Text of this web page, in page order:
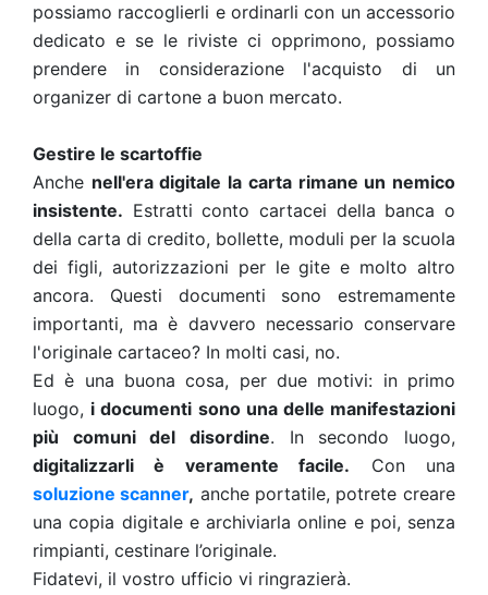
possiamo raccoglierli e ordinarli con un accessorio
dedicato e se le riviste ci opprimono, possiamo
prendere in considerazione l'acquisto di un
organizer di cartone a buon mercato.
Gestire le scartoffie
Anche nell'era digitale la carta rimane un nemico
insistente. Estratti conto cartacei della banca o
della carta di credito, bollette, moduli per la scuola
dei figli, autorizzazioni per le gite e molto altro
ancora. Questi documenti sono estremamente
importanti, ma è davvero necessario conservare
l'originale cartaceo? In molti casi, no.
Ed è una buona cosa, per due motivi: in primo
luogo, i documenti sono una delle manifestazioni
più comuni del disordine. In secondo luogo,
digitalizzarli è veramente facile. Con una
soluzione scanner, anche portatile, potrete creare
una copia digitale e archiviarla online e poi, senza
rimpianti, cestinare l’originale.
Fidatevi, il vostro ufficio vi ringrazierà.